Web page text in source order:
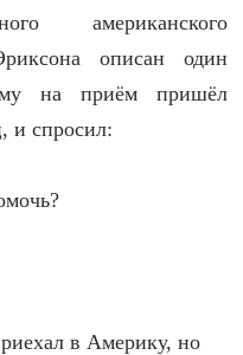
американского
описан один
на приём пришёл
и спросил:
в Америку, но